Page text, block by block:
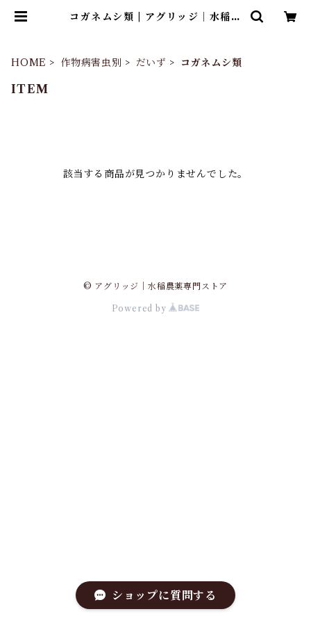
コガネムシ類 | アグリッジ｜水稲農
HOME 作物病害虫別 だいず コガネムシ類
ITEM
該当する商品が見つかりませんでした。
© アグリッジ｜水稲農薬専門ストア
Powered by
ショップに質問する